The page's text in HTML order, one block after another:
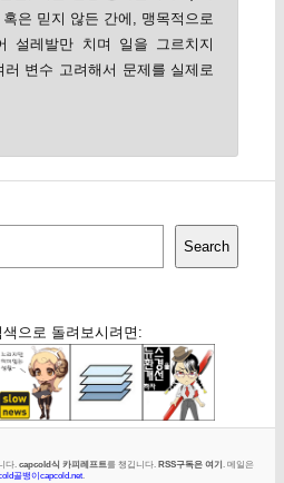
은 믿지 않든 간에, 맹목적으로
설레발만 치며 일을 그르치지
변수 고려해서 문제를 실제로
Search
으로 돌려보시려면:
다. capcold식 카피레프트를 챙깁니다. RSS구독은 여기 . 메일은
골뱅이capcold.net